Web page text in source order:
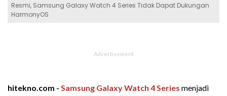
Resmi, Samsung Galaxy Watch 4 Series Tidak Dapat Dukungan
HarmonyOS
hitekno.com - Samsung Galaxy Watch 4 Series menjadi